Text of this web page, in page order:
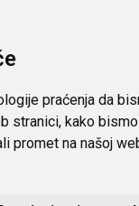
praćenja da
stranici, kako
promet na našoj